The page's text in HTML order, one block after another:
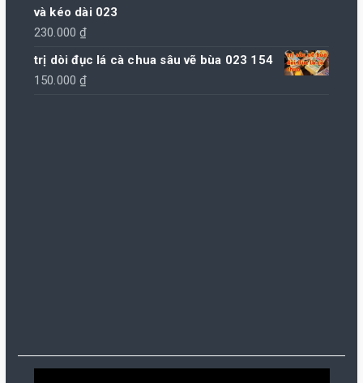
và kéo dài 023
230.000₫
trị dòi đục lá cà chua sâu vẽ bùa 023 154
150.000₫